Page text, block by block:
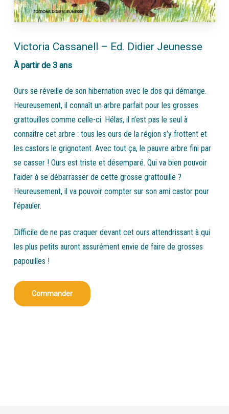
Victoria Cassanell – Ed. Didier Jeunesse
À partir de 3 ans
Ours se réveille de son hibernation avec le dos qui démange.
Heureusement, il connaît un arbre parfait pour les grosses
grattouilles comme celle-ci. Hélas, il n’est pas le seul à
connaître cet arbre : tous les ours de la région s’y frottent et
les castors le grignotent. Avec tout ça, le pauvre arbre fini par
se casser ! Ours est triste et désemparé. Qui va bien pouvoir
l’aider à se débarrasser de cette grosse grattouille ?
Heureusement, il va pouvoir compter sur son ami castor pour
l’épauler.
Difficile de ne pas craquer devant cet ours attendrissant à qui
les plus petits auront assurément envie de faire de grosses
papouilles !
Commander